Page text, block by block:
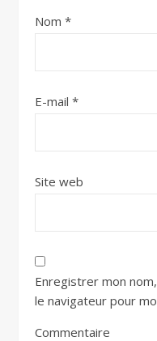
Nom *
E-mail *
Site web
Enregistrer mon
le navigateur pour
Commentaire